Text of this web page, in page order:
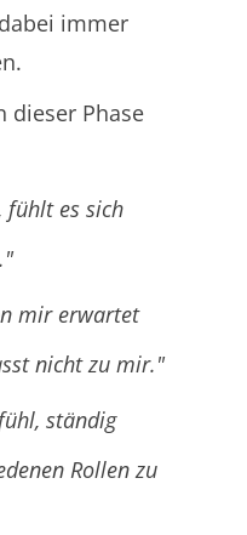
immer
dieser Phase
fühlt es sich
mir erwartet
nicht zu mir."
ständig
Rollen zu